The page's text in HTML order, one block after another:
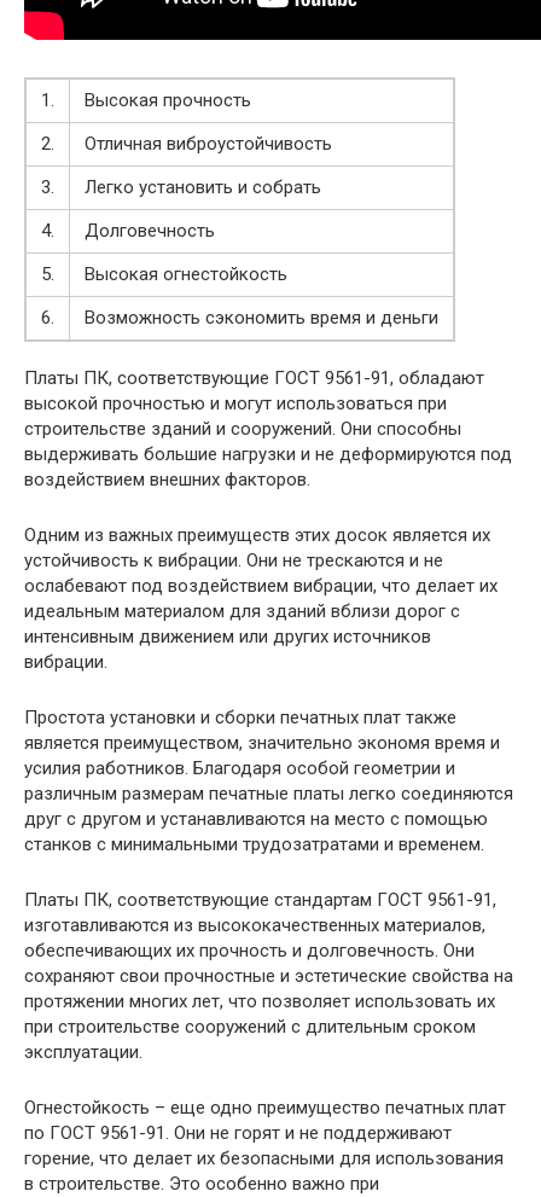
1.
Высокая прочность
2.
Отличная виброустойчивость
3.
Легко установить и собрать
4.
Долговечность
5.
Высокая огнестойкость
6.
Возможность сэкономить время и деньги
Платы ПК, соответствующие ГОСТ 9561-91, обладают
высокой прочностью и могут использоваться при
строительстве зданий и сооружений. Они способны
выдерживать большие нагрузки и не деформируются под
воздействием внешних факторов.
Одним из важных преимуществ этих досок является их
устойчивость к вибрации. Они не трескаются и не
ослабевают под воздействием вибрации, что делает их
идеальным материалом для зданий вблизи дорог с
интенсивным движением или других источников
вибрации.
Простота установки и сборки печатных плат также
является преимуществом, значительно экономя время и
усилия работников. Благодаря особой геометрии и
различным размерам печатные платы легко соединяются
друг с другом и устанавливаются на место с помощью
станков с минимальными трудозатратами и временем.
Платы ПК, соответствующие стандартам ГОСТ 9561-91,
изготавливаются из высококачественных материалов,
обеспечивающих их прочность и долговечность. Они
сохраняют свои прочностные и эстетические свойства на
протяжении многих лет, что позволяет использовать их
при строительстве сооружений с длительным сроком
эксплуатации.
Огнестойкость – еще одно преимущество печатных плат
по ГОСТ 9561-91. Они не горят и не поддерживают
горение, что делает их безопасными для использования
в строительстве. Это особенно важно при